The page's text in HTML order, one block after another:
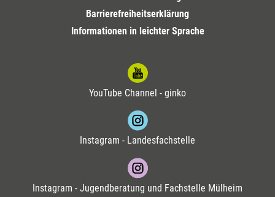
Barrierefreiheitserklärung
Informationen in leichter Sprache
YouTube Channel - ginko
Instagram - Landesfachstelle
Instagram - Jugendberatung und Fachstelle Mülheim